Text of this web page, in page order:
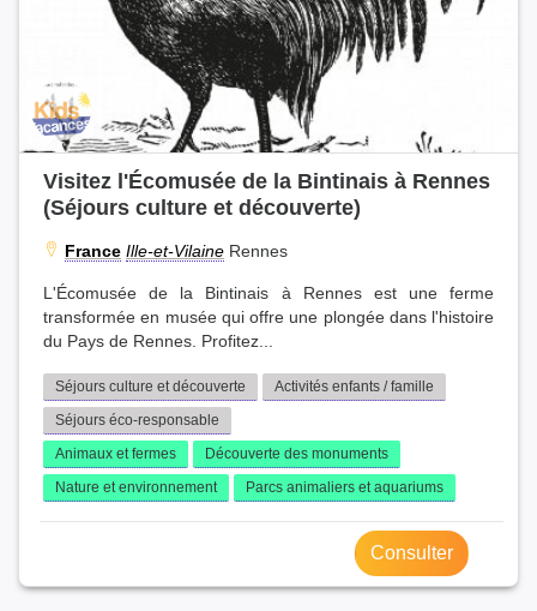
Visitez l'Écomusée de la Bintinais à Rennes
(Séjours culture et découverte)
France Ille-et-Vilaine Rennes
L'Écomusée de la Bintinais à Rennes est une ferme
transformée en musée qui offre une plongée dans l'histoire
du Pays de Rennes. Profitez...
Séjours culture et découverte
Activités enfants / famille
Séjours éco-responsable
Animaux et fermes
Découverte des monuments
Nature et environnement
Parcs animaliers et aquariums
Consulter